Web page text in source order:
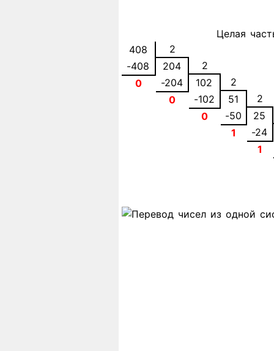
Целая
408
2
-408
204
2
0
-204 102
2
0
-102 51
2
0
-50
25
1
-24
1